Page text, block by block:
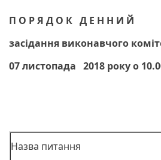
П О Р Я Д О К Д Е Н Н И Й
засідання виконавчого
07 листопада 2018 року о
Назва питання